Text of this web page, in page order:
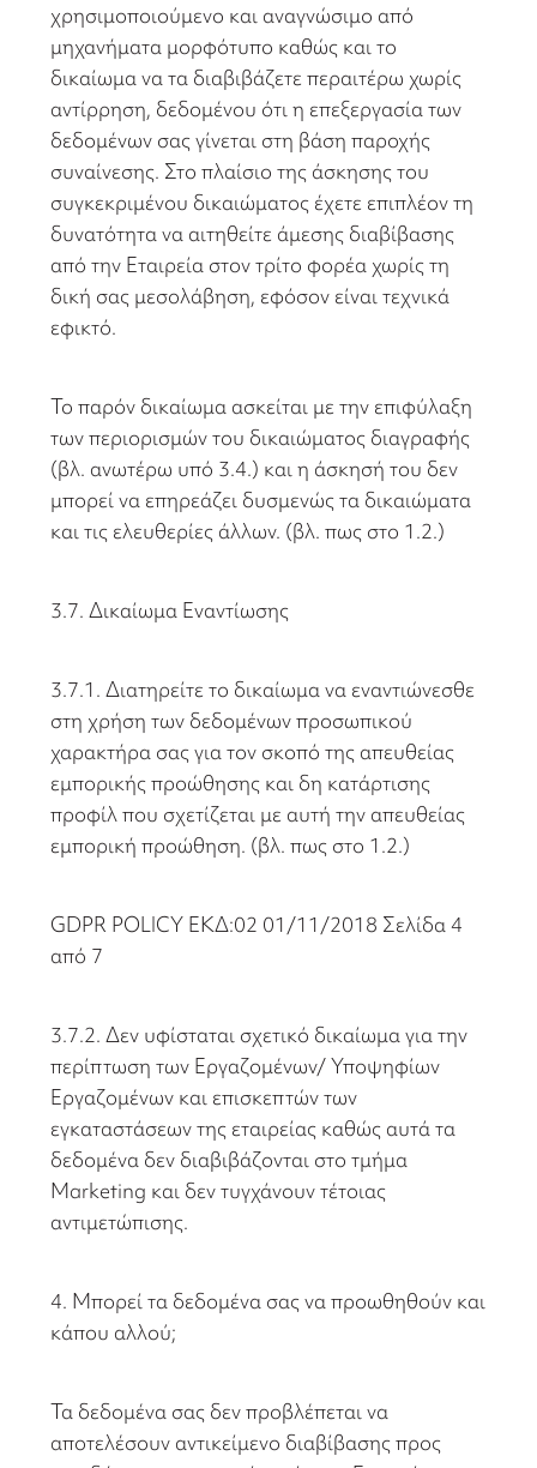
χρησιμοποιούμενο και αναγνώσιμο από
μηχανήματα μορφότυπο καθώς και το
δικαίωμα να τα διαβιβάζετε περαιτέρω χωρίς
αντίρρηση, δεδομένου ότι η επεξεργασία των
δεδομένων σας γίνεται στη βάση παροχής
συναίνεσης. Στο πλαίσιο της άσκησης του
συγκεκριμένου δικαιώματος έχετε επιπλέον τη
δυνατότητα να αιτηθείτε άμεσης διαβίβασης
από την Εταιρεία στον τρίτο φορέα χωρίς τη
δική σας μεσολάβηση, εφόσον είναι τεχνικά
εφικτό.
Το παρόν δικαίωμα ασκείται με την επιφύλαξη
των περιορισμών του δικαιώματος διαγραφής
(βλ. ανωτέρω υπό 3.4.) και η άσκησή του δεν
μπορεί να επηρεάζει δυσμενώς τα δικαιώματα
και τις ελευθερίες άλλων. (βλ. πως στο 1.2.)
3.7. Δικαίωμα Εναντίωσης
3.7.1. Διατηρείτε το δικαίωμα να εναντιώνεσθε
στη χρήση των δεδομένων προσωπικού
χαρακτήρα σας για τον σκοπό της απευθείας
εμπορικής προώθησης και δη κατάρτισης
προφίλ που σχετίζεται με αυτή την απευθείας
εμπορική προώθηση. (βλ. πως στο 1.2.)
GDPR POLICY ΕΚΔ:02 01/11/2018 Σελίδα 4
από 7
3.7.2. Δεν υφίσταται σχετικό δικαίωμα για την
περίπτωση των Εργαζομένων/ Υποψηφίων
Εργαζομένων και επισκεπτών των
εγκαταστάσεων της εταιρείας καθώς αυτά τα
δεδομένα δεν διαβιβάζονται στο τμήμα
Μarketing και δεν τυγχάνουν τέτοιας
αντιμετώπισης.
4. Μπορεί τα δεδομένα σας να προωθηθούν και
κάπου αλλού;
Τα δεδομένα σας δεν προβλέπεται να
αποτελέσουν αντικείμενο διαβίβασης προς